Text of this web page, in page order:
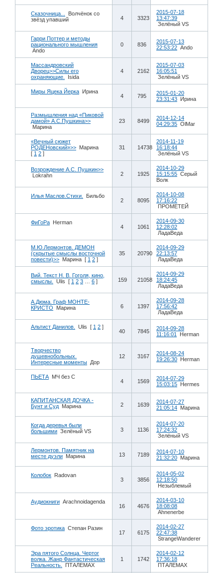
Сказочница...
Волчёнок со
звёзд упавший
4 3323
2015-07-18
13:47:39
Зелёный VS
Гарри Поттер и методы
рационального мышления
Ando
0 836
2015-07-13
22:53:22 Ando
Массандровский
Дворец>>Силы его
охраняющие.
Isida
4 2162
2015-07-03
16:05:51
Зелёный VS
Миры Яцека Йерка Ирина
4 795
2015-01-20
23:31:43 Ирина
Размышления над «Пиковой
дамой» А.С.Пушкина>>
Марина
23 8499
2014-12-14
04:29:35 OlMar
«Вечный сюжет
РОДЕНовский»>> Марина
[ 1 2 ]
31 14738
2014-11-19
16:18:44
Зелёный VS
Возрождение А.С. Пушкин>>
Lokrahn
2 1925
2014-10-29
15:15:55 Серый
Волк
Илья Маслов.Стихи. Бильбо
2 8095
2014-10-08
17:16:22
ПРОМЕТЕЙ
ФиГоРа Herman
4 1061
2014-09-30
12:28:02
ЛадаВеда
М.Ю.Лермонтов. ДЕМОН
(скрытые смыслы восточной
повести)>> Марина [ 1 2 ]
35 20790
2014-09-29
22:13:57
ЛадаВеда
Вий. Текст Н. В. Гоголя, кино,
смыслы.
Ulis [ 1 2 3 6 ] 159 21058
2014-09-29
18:24:45
ЛадаВеда
А.Дюма. Граф МОНТЕ-
КРИСТО
Марина 6 1397
2014-09-28
17:56:42
ЛадаВеда
Альтист Данилов. Ulis [ 1 2 ]
40 7845
2014-09-28
11:16:01
Herman
Творчество
душевнобольных.
Интересные моменты Дор
12 3167
2014-08-24
19:26:30 Herman
ПЬЕТА МЧ без С
4 1569
2014-07-29
15:03:15 Hermes
КАПИТАНСКАЯ ДОЧКА -
Бунт и Суд Марина 2 1639
2014-07-27
21:05:14 Марина
Когда деревья были
большими Зелёный VS 3 1136
2014-07-20
17:24:32
Зелёный VS
Лермонтов. Памятник на
месте дуэли Марина 13 7189
2014-07-10
21:32:20 Марина
Колобок Radovan
3 3856
2014-05-02
12:18:50
Незыблемый
Аудиокниги Arachnoidagenda
16 4676
2014-03-10
18:08:08
Ahnenerbe
Фото эротика Степан Разин
17 6175
2014-02-27
22:47:38
StrangeWanderer
Эра пятого Солнца. Чертог
волка. Жанр Фантастическая
Реальность.
ПТАЛЕМАХ
1 1742
2014-02-12
17:36:18
ПТАЛЕМАХ